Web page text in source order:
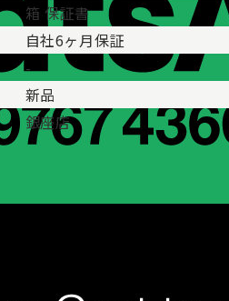
箱 保証書
自社6ヶ月保証
-
新品
銀座店